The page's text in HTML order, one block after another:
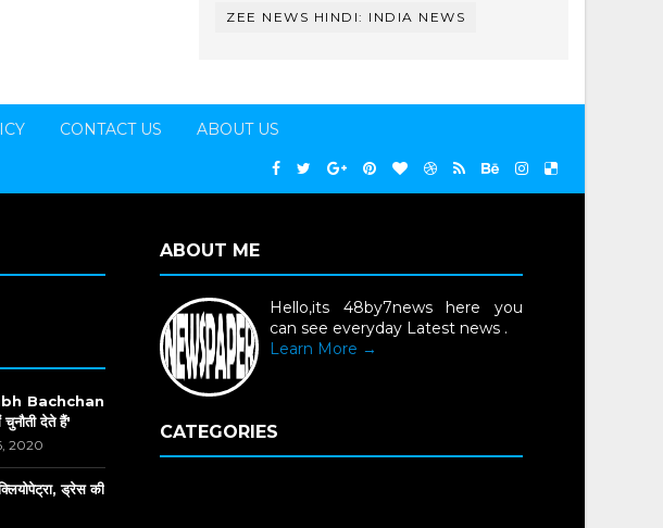
ZEE NEWS HINDI: INDIA NEWS
CONTACT US ABOUT US
Bachchan
देते हैं'
2020
ड्रेस की
ABOUT ME
Hello,its 48by7news here you
can see everyday Latest news .
Learn More →
CATEGORIES